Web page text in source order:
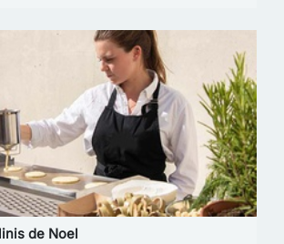
de Noel